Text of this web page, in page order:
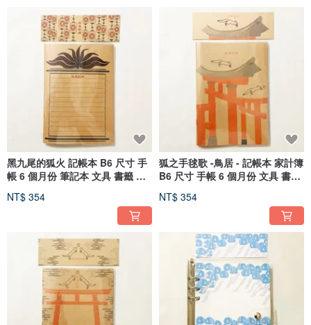
黑九尾的狐火 記帳本 B6 尺寸 手
帳 6 個月份 筆記本 文具 書籤 插
NT$ 354
狐之手毬歌 -鳥居 - 記帳本 家計簿
B6 尺寸 手帳 6 個月份 文具 書籤
NT$ 354